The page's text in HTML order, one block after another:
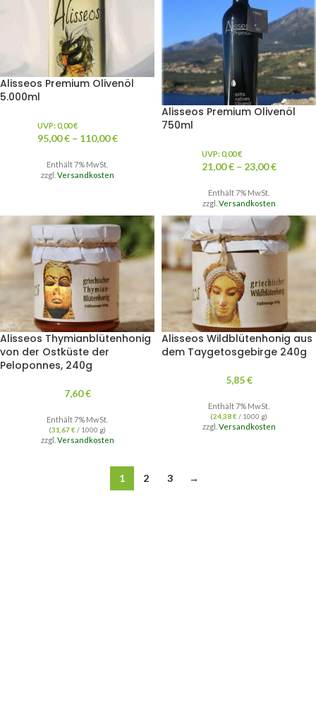
Alisseos Premium Olivenöl
5.000ml
UVP:0,00€
95,00€ – 110,00€
Enthält 7% MwSt.
zzgl. Versandkosten
Alisseos Premium Olivenöl
750ml
UVP:0,00€
21,00€ – 23,00€
Enthält 7% MwSt.
zzgl. Versandkosten
Alisseos Thymianblütenhonig
von der Ostküste der
Peloponnes, 240g
7,60€
Enthält 7% MwSt.
(31,67€/ 1000 g)
zzgl. Versandkosten
Alisseos Wildblütenhonig aus
dem Taygetosgebirge 240g
5,85€
Enthält 7% MwSt.
(24,38€/ 1000 g)
zzgl. Versandkosten
1 2 3 →